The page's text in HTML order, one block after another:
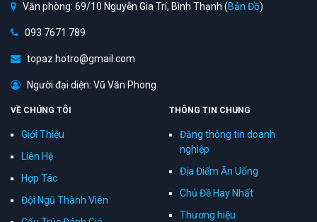
Văn phòng: 69/10 Nguyễn Gia Trí, Bình Thạnh (Bản Đồ)
093 7671 789
topaz.hotro@gmail.com
Người đại diện: Vũ Văn Phong
VỀ CHÚNG TÔI
Giới Thiệu
Liên Hệ
Hợp Tác
Đội Ngũ Thành Viên
THÔNG TIN CHUNG
Đăng thông tin doanh
nghiệp
Địa Điểm Ăn Uống
Chủ Đề Hay Nhất
Thương hiệu